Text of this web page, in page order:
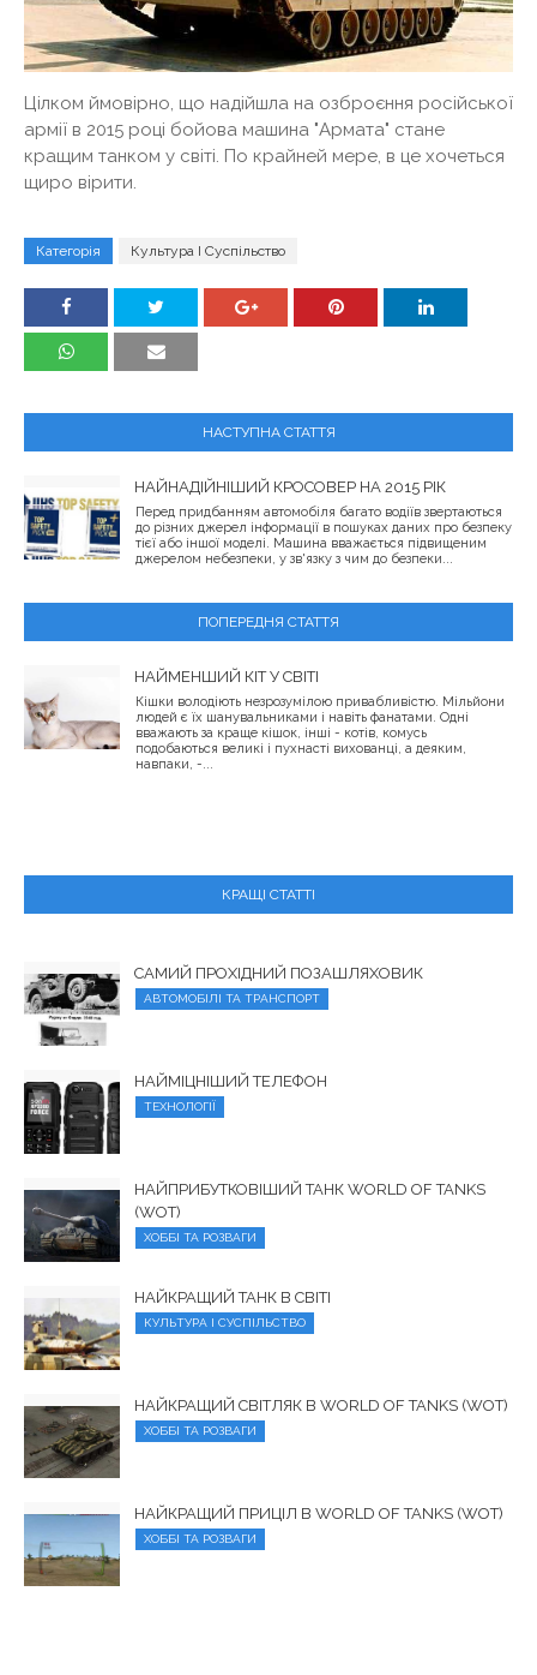
Цілком ймовірно, що надійшла на озброєння російської
армії в 2015 році бойова машина "Армата" стане
кращим танком у світі. По крайней мере, в це хочеться
щиро вірити.
Категорія Культура І Суспільство
НАСТУПНА СТАТТЯ
НАЙНАДІЙНІШИЙ КРОСОВЕР НА 2015 РІК
Перед придбанням автомобіля багато водіїв звертаються
до різних джерел інформації в пошуках даних про безпеку
тієї або іншої моделі. Машина вважається підвищеним
джерелом небезпеки, у зв'язку з чим до безпеки...
ПОПЕРЕДНЯ СТАТТЯ
НАЙМЕНШИЙ КІТ У СВІТІ
Кішки володіють незрозумілою привабливістю. Мільйони
людей є їх шанувальниками і навіть фанатами. Одні
вважають за краще кішок, інші - котів, комусь
подобаються великі і пухнасті вихованці, а деяким,
навпаки, -...
КРАЩІ СТАТТІ
САМИЙ ПРОХІДНИЙ ПОЗАШЛЯХОВИК
АВТОМОБІЛІ ТА ТРАНСПОРТ
НАЙМІЦНІШИЙ ТЕЛЕФОН
ТЕХНОЛОГІЇ
НАЙПРИБУТКОВІШИЙ ТАНК WORLD OF TANKS
(WOT)
ХОББІ ТА РОЗВАГИ
НАЙКРАЩИЙ ТАНК В СВІТІ
КУЛЬТУРА І СУСПІЛЬСТВО
НАЙКРАЩИЙ СВІТЛЯК В WORLD OF TANKS (WOT)
ХОББІ ТА РОЗВАГИ
НАЙКРАЩИЙ ПРИЦІЛ В WORLD OF TANKS (WOT)
ХОББІ ТА РОЗВАГИ